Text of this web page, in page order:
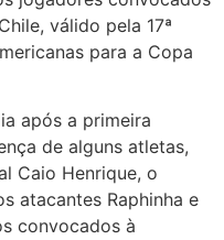
válido pela 17ª
para a Copa
após a primeira
de alguns atletas,
Caio Henrique, o
atacantes Raphinha e
convocados à